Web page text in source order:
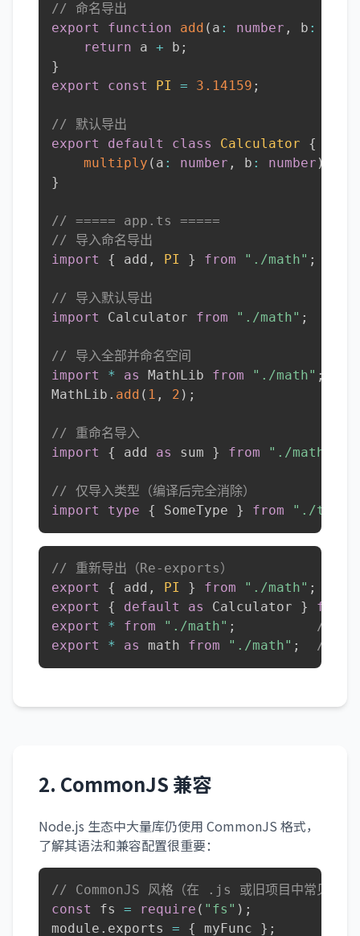
// 命名导出
export
function add ( a : number , b :
return a + b ;
}
export
const PI = 3.14159 ;
// 默认导出
export
default class Calculator
{
multiply ( a : number , b : number )
}
// ===== app.ts =====
// 导入命名导出
import
{ add , PI } from "./math" ;
// 导入默认导出
import
Calculator from "./math" ;
// 导入全部并命名空间
import
* as MathLib from "./math" ;
MathLib . add ( 1 , 2 ) ;
// 重命名导入
import
{ add as sum } from "./math"
// 仅导入类型（编译后完全消除）
import
type { SomeType } from "./
// 重新导出（Re-exports）
export
{ add , PI } from "./math" ;
export
{ default as Calculator } from
export
* from "./math" ;
// 导
export
* as math from "./math" ; // 导
2. CommonJS 兼容
Node.js 生态中大量库仍使用 CommonJS 格式，
了解其语法和兼容配置很重要：
// CommonJS 风格（在 .js 或旧项目中常见）
const
fs = require ( "fs" ) ;
module . exports = { myFunc } ;